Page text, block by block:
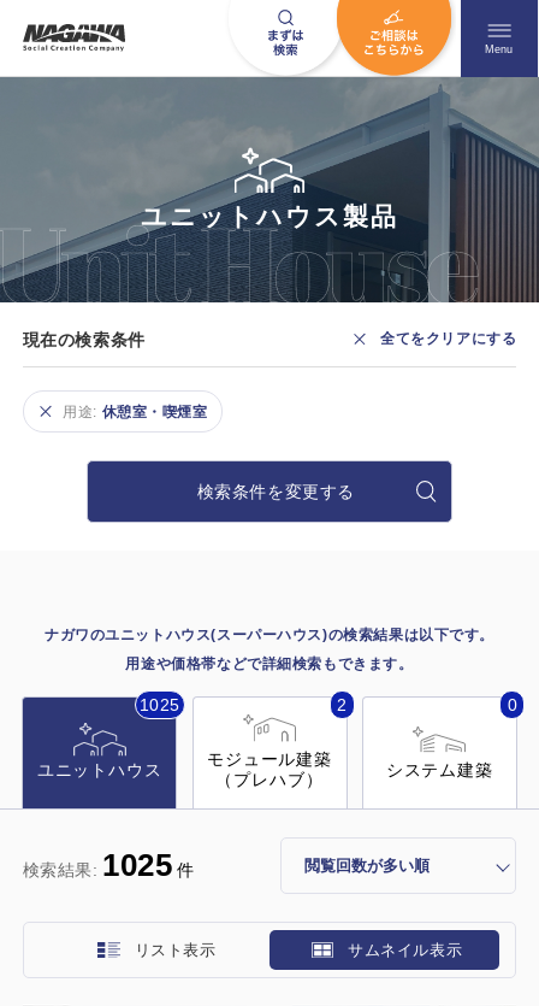
メニュ
Menu
お問い合わせはこちら
0120-09-9663
営業時間AM 9:00〜PM6:00
事務所・作業場
店舗
勉強部屋・子供部屋
展示場を探す
Webカタログ
会社概要
よくあるご質問
お問い合わせ
ユニットハウス製品
現在の検索条件 全てをクリアにする
用途: 休憩室・喫煙室
検索条件を変更する
ナガワのユニットハウス(スーパーハウス)の検索結果は以下です。
用途や価格帯などで詳細検索もできます。
ユニットハウス
1025
モジュール建築
（プレハブ）
2
システム建築
0
検索結果: 1025 件
リスト表示 サムネイル表示